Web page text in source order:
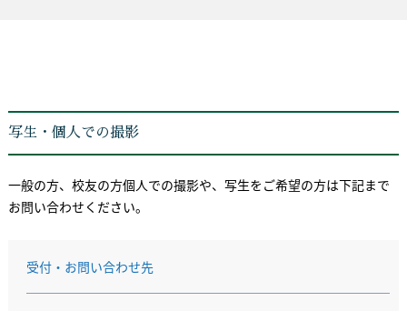
写生・個人での撮影
一般の方、校友の方個人での撮影や、写生をご希望の方は下記まで
お問い合わせください。
受付・お問い合わせ先